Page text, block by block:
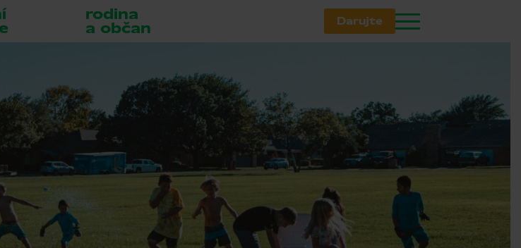
rodina
a občan Darujte